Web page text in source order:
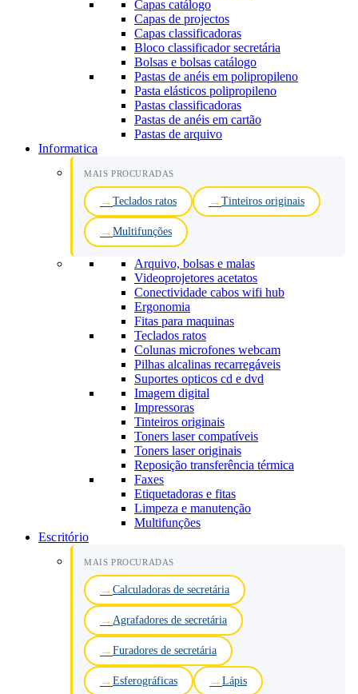
Capas catálogo
Capas de projectos
Capas classificadoras
Bloco classificador secretária
Bolsas e bolsas catálogo
Pastas de anéis em polipropileno
Pasta elásticos polipropileno
Pastas classificadoras
Pastas de anéis em cartão
Pastas de arquivo
Informatica
MAIS PROCURADAS
Teclados ratos Tinteiros originais
Multifunções
Arquivo, bolsas e malas
Videoprojetores acetatos
Conectividade cabos wifi hub
Ergonomia
Fitas para maquinas
Teclados ratos
Colunas microfones webcam
Pilhas alcalinas recarregáveis
Suportes opticos cd e dvd
Imagem digital
Impressoras
Tinteiros originais
Toners laser compatíveis
Toners laser originais
Reposição transferência térmica
Faxes
Etiquetadoras e fitas
Limpeza e manutenção
Multifunções
Escritório
MAIS PROCURADAS
Calculadoras de secretária
Agrafadores de secretária
Furadores de secretária
Esferográficas Lápis